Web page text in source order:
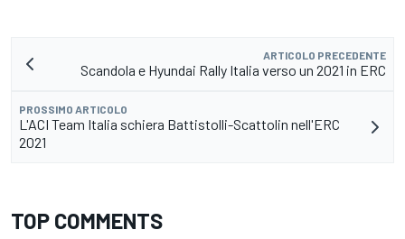
ARTICOLO PRECEDENTE
Scandola e Hyundai Rally Italia verso un 2021 in ERC
PROSSIMO ARTICOLO
L'ACI Team Italia schiera Battistolli-Scattolin nell'ERC
2021
TOP COMMENTS